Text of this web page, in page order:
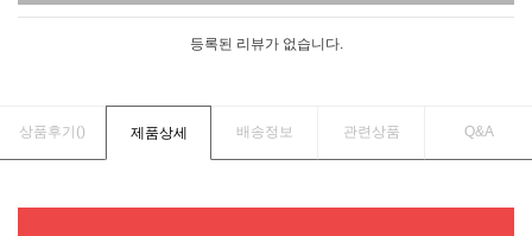
등록된 리뷰가 없습니다.
상품후기() 제품상세 배송정보 관련상품 Q&A